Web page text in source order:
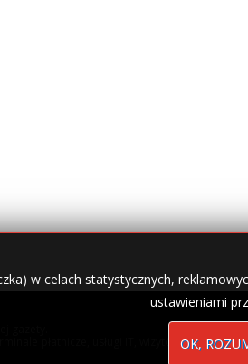
w celach statystycznych,
ustawieniami
OK,
płatnicze, usługi IT, wizytówki w